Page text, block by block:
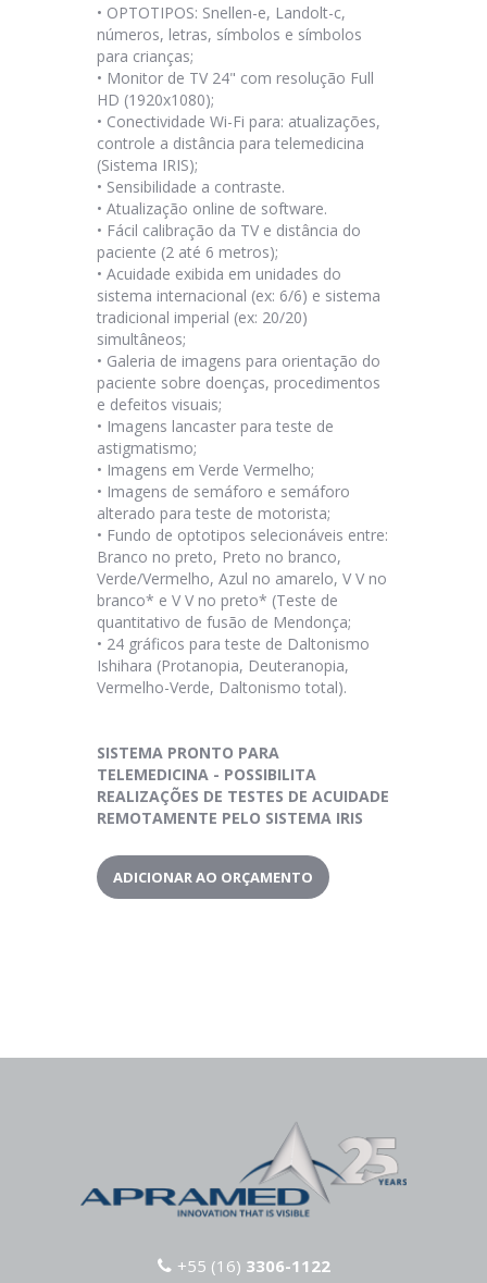
• OPTOTIPOS: Snellen-e, Landolt-c,
números, letras, símbolos e símbolos
para crianças;
• Monitor de TV 24" com resolução Full
HD (1920x1080);
• Conectividade Wi-Fi para: atualizações,
controle a distância para telemedicina
(Sistema IRIS);
• Sensibilidade a contraste.
• Atualização online de software.
• Fácil calibração da TV e distância do
paciente (2 até 6 metros);
• Acuidade exibida em unidades do
sistema internacional (ex: 6/6) e sistema
tradicional imperial (ex: 20/20)
simultâneos;
• Galeria de imagens para orientação do
paciente sobre doenças, procedimentos
e defeitos visuais;
• Imagens lancaster para teste de
astigmatismo;
• Imagens em Verde Vermelho;
• Imagens de semáforo e semáforo
alterado para teste de motorista;
• Fundo de optotipos selecionáveis entre:
Branco no preto, Preto no branco,
Verde/Vermelho, Azul no amarelo, V V no
branco* e V V no preto* (Teste de
quantitativo de fusão de Mendonça;
• 24 gráficos para teste de Daltonismo
Ishihara (Protanopia, Deuteranopia,
Vermelho-Verde, Daltonismo total).
SISTEMA PRONTO PARA
TELEMEDICINA - POSSIBILITA
REALIZAÇÕES DE TESTES DE ACUIDADE
REMOTAMENTE PELO SISTEMA IRIS
ADICIONAR AO ORÇAMENTO
+55 (16) 3306-1122